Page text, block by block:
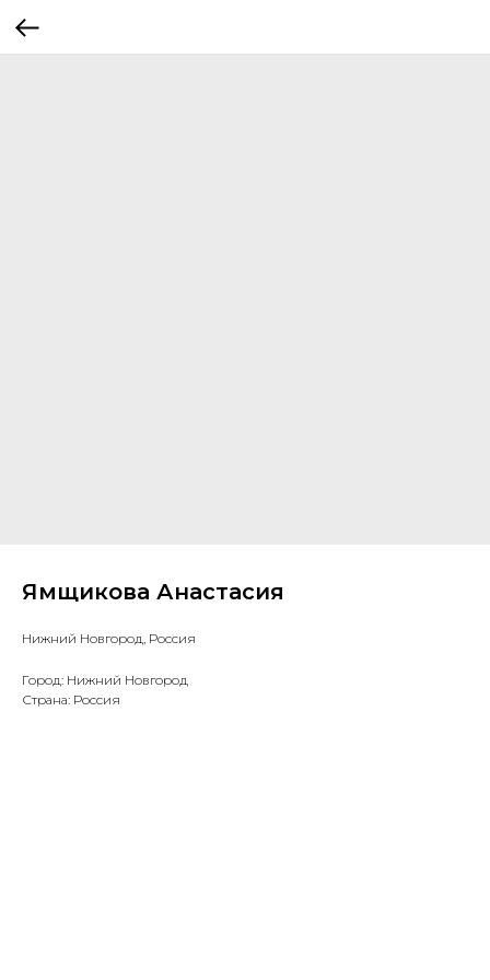
Ямщикова Анастасия
Нижний Новгород, Россия
Город: Нижний Новгород
Страна: Россия